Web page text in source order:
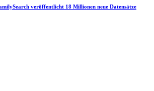
veröffentlicht 18 Millionen neue Datensätze